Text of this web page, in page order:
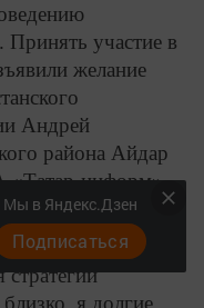
Принять участие в
желание
Андрей
района Айдар
информ».
в
я бы хотел
стратегии
Мы в Яндекс.Дзен
Подписаться